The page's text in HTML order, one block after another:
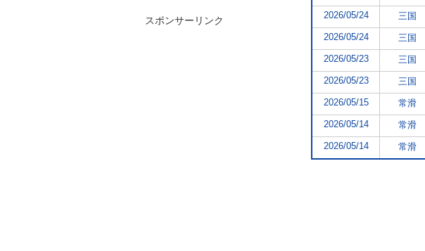
スポンサーリンク
2026/05/24 三国
2026/05/24 三国
2026/05/23 三国
2026/05/23 三国
2026/05/15 常滑
2026/05/14 常滑
2026/05/14 常滑